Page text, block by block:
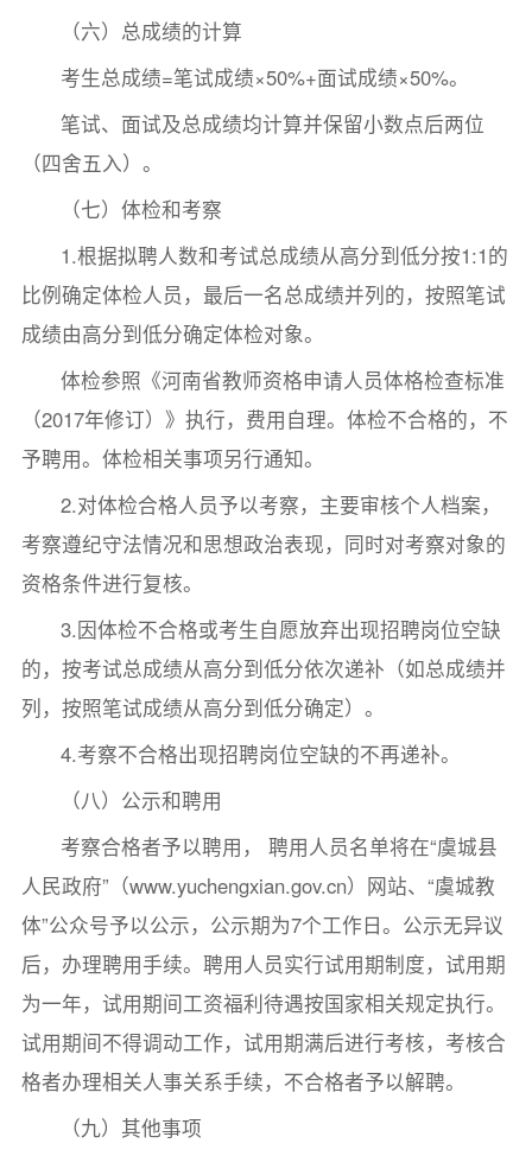
（六）总成绩的计算
考生总成绩=笔试成绩×50%+面试成绩×50%。
笔试、面试及总成绩均计算并保留小数点后两位
（四舍五入）。
（七）体检和考察
1.根据拟聘人数和考试总成绩从高分到低分按1:1的
比例确定体检人员，最后一名总成绩并列的，按照笔试
成绩由高分到低分确定体检对象。
体检参照《河南省教师资格申请人员体格检查标准
（2017年修订）》执行，费用自理。体检不合格的，不
予聘用。体检相关事项另行通知。
2.对体检合格人员予以考察，主要审核个人档案，
考察遵纪守法情况和思想政治表现，同时对考察对象的
资格条件进行复核。
3.因体检不合格或考生自愿放弃出现招聘岗位空缺
的，按考试总成绩从高分到低分依次递补（如总成绩并
列，按照笔试成绩从高分到低分确定）。
4.考察不合格出现招聘岗位空缺的不再递补。
（八）公示和聘用
考察合格者予以聘用， 聘用人员名单将在“虞城县
人民政府”（www.yuchengxian.gov.cn）网站、“虞城教
体”公众号予以公示，公示期为7个工作日。公示无异议
后，办理聘用手续。聘用人员实行试用期制度，试用期
为一年，试用期间工资福利待遇按国家相关规定执行。
试用期间不得调动工作，试用期满后进行考核，考核合
格者办理相关人事关系手续，不合格者予以解聘。
（九）其他事项